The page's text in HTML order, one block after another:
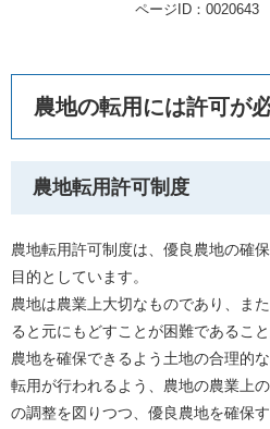
ページID：0020643
農地の転用には許可が
農地転用許可制度
農地転用許可制度は、優良農地の確
目的としています。
農地は農業上大切なものであり、ま
ると元にもどすことが困難であるこ
農地を確保できるよう土地の合理的
転用が行われるよう、農地の農業上
の調整を図りつつ、優良農地を確保